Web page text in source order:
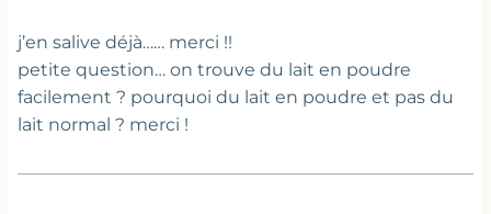
j’en salive déjà…… merci !!
petite question… on trouve du lait en poudre
facilement ? pourquoi du lait en poudre et pas du
lait normal ? merci !